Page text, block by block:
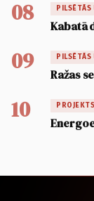
08 PILSĒTĀS
Kabatā
09 PILSĒTĀS
Ražas
10 PROJEKTS